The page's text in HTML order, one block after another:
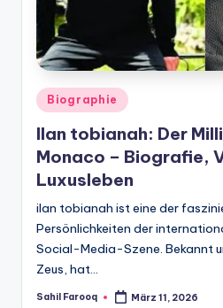
Posted
in
Biographie
Ilan tobianah: Der
Monaco – Biografie,
Luxusleben
ilan tobianah ist eine der
Persönlichkeiten der
Social-Media-Szene. Bekannt
Zeus, hat…
Posted
Sahil Farooq März 11, 2026